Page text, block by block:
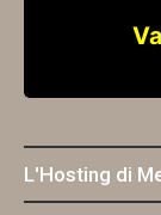
L'Hosting di